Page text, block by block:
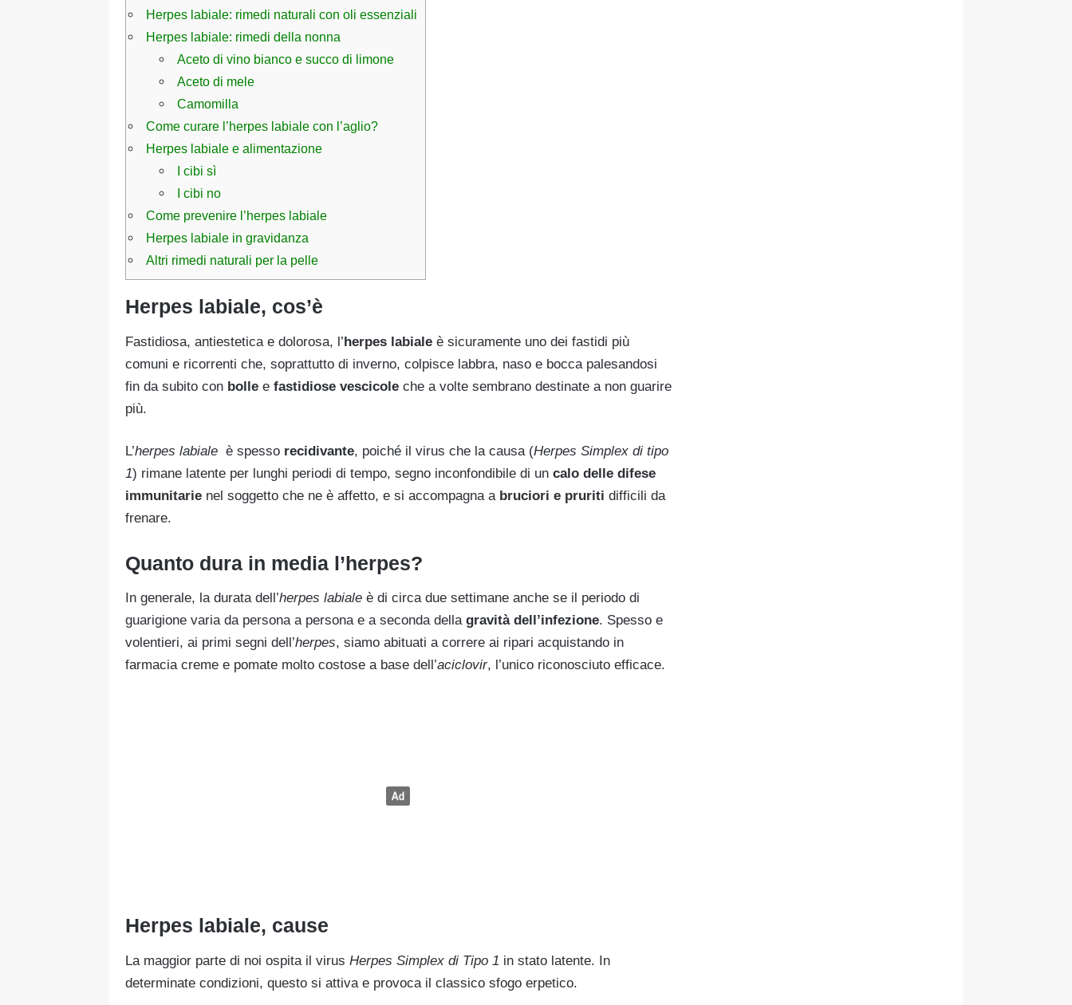
Herpes labiale: rimedi naturali con oli essenziali
Herpes labiale: rimedi della nonna
Aceto di vino bianco e succo di limone
Aceto di mele
Camomilla
Come curare l’herpes labiale con l’aglio?
Herpes labiale e alimentazione
I cibi sì
I cibi no
Come prevenire l’herpes labiale
Herpes labiale in gravidanza
Altri rimedi naturali per la pelle
Herpes labiale, cos’è
Fastidiosa, antiestetica e dolorosa, l’herpes labiale è sicuramente uno dei fastidi più
comuni e ricorrenti che, soprattutto di inverno, colpisce labbra, naso e bocca palesandosi
fin da subito con bolle e fastidiose vescicole che a volte sembrano destinate a non guarire
più.
L’herpes labiale è spesso recidivante, poiché il virus che la causa (Herpes Simplex di tipo
1) rimane latente per lunghi periodi di tempo, segno inconfondibile di un calo delle difese
immunitarie nel soggetto che ne è affetto, e si accompagna a bruciori e pruriti difficili da
frenare.
Quanto dura in media l’herpes?
In generale, la durata dell’herpes labiale è di circa due settimane anche se il periodo di
guarigione varia da persona a persona e a seconda della gravità dell’infezione. Spesso e
volentieri, ai primi segni dell’herpes, siamo abituati a correre ai ripari acquistando in
farmacia creme e pomate molto costose a base dell’aciclovir, l’unico riconosciuto efficace.
Herpes labiale, cause
La maggior parte di noi ospita il virus Herpes Simplex di Tipo 1 in stato latente. In
determinate condizioni, questo si attiva e provoca il classico sfogo erpetico.